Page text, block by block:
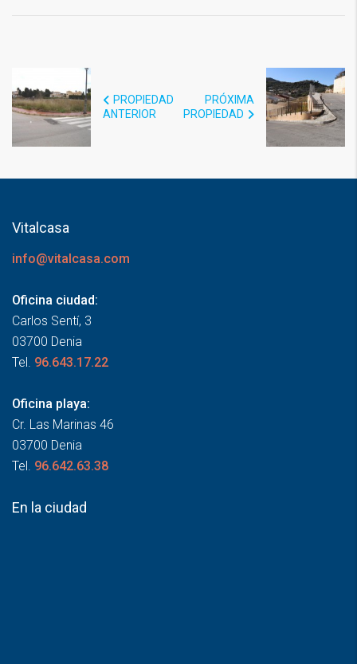
PROPIEDAD
ANTERIOR
PRÓXIMA
PROPIEDAD
Vitalcasa
info@vitalcasa.com
Oficina ciudad:
Carlos Sentí, 3
03700 Denia
Tel. 96.643.17.22
Oficina playa:
Cr. Las Marinas 46
03700 Denia
Tel. 96.642.63.38
En la ciudad